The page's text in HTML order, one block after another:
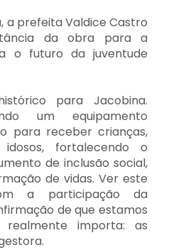
a prefeita Valdice Castro
da obra para a
o futuro da juventude
para Jacobina.
um equipamento
para receber crianças,
fortalecendo o
de inclusão social,
de vidas. Ver este
a participação da
de que estamos
importa: as